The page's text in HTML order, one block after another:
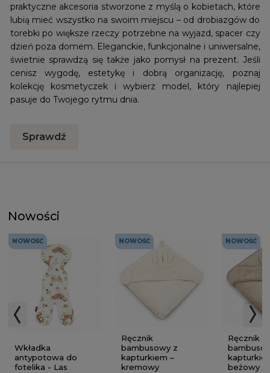
praktyczne akcesoria stworzone z myślą o kobietach, które
lubią mieć wszystko na swoim miejscu – od drobiazgów do
torebki po większe rzeczy potrzebne na wyjazd, spacer czy
dzień poza domem. Eleganckie, funkcjonalne i uniwersalne,
świetnie sprawdzą się także jako pomysł na prezent. Jeśli
cenisz wygodę, estetykę i dobrą organizację, poznaj
kolekcję kosmetyczek i wybierz model, który najlepiej
pasuje do Twojego rytmu dnia.
Sprawdź
Nowości
NOWOŚĆ
Wkładka
antypotowa do
fotelika - Las
NOWOŚĆ
Ręcznik
bambusowy z
kapturkiem –
kremowy
NOWOŚĆ
Ręcznik
beżowy